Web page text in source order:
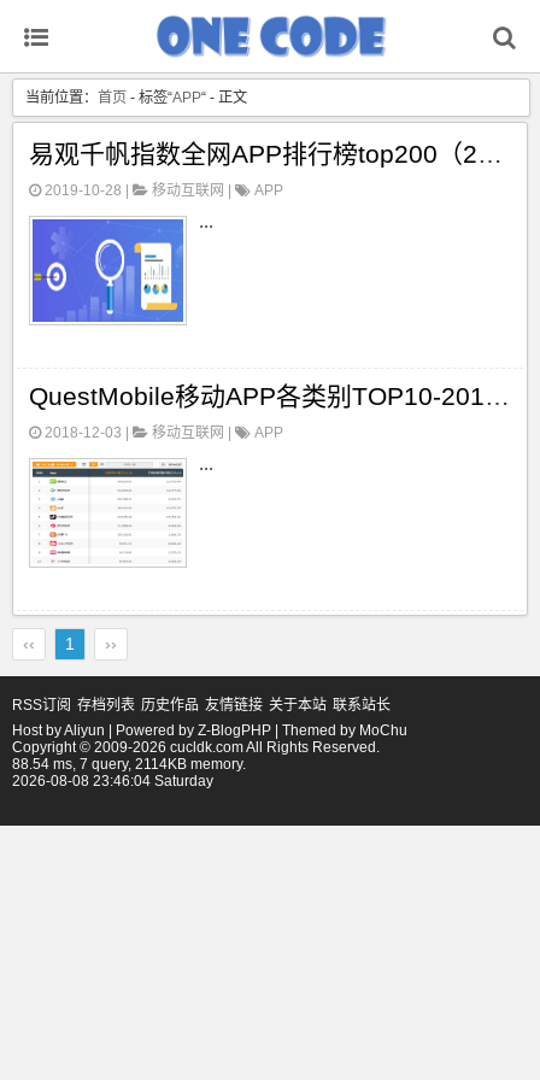
当前位置： 首页 - 标签“APP“ - 正文
易观千帆指数全网APP排行榜top200（2019年9月）
2019-10-28 | 移动互联网 APP
...
QuestMobile移动APP各类别TOP10-2018年10月
2018-12-03 | 移动互联网 APP
...
‹‹ 1 ››
RSS订阅 存档列表 历史作品 友情链接 关于本站 联系站长
Host byAliyun | Powered by Z-BlogPHP | Themed by MoChu
Copyright © 2009-2026 cucldk.com All Rights Reserved.
88.54 ms, 7 query, 2114KB memory.
2026-08-08 23:46:04 Saturday